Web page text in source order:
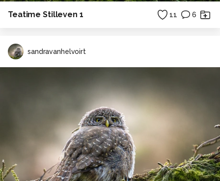
Teatime Stilleven 1 11 6
sandravanhelvoirt